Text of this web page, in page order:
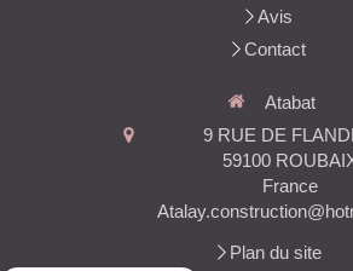
Avis
Contact
Atabat
9 RUE DE
59100
France
Plan du site